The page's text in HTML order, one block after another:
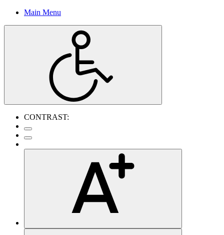
Main Menu
CONTRAST: